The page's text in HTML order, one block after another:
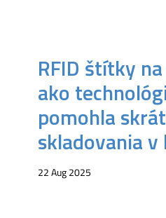
RFID štítky
ako
pomohla
skladovania
22 Aug 2025